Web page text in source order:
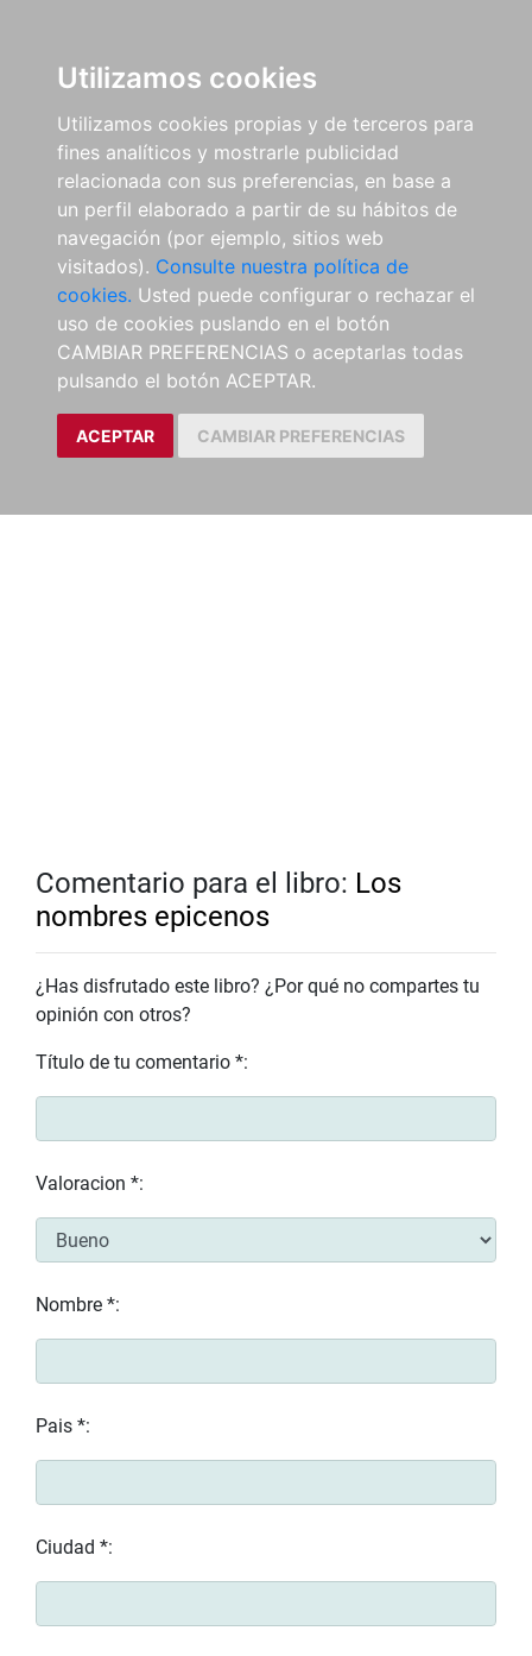
Utilizamos cookies
Utilizamos cookies propias y de terceros para
fines analíticos y mostrarle publicidad
relacionada con sus preferencias, en base a
un perfil elaborado a partir de su hábitos de
navegación (por ejemplo, sitios web
visitados). Consulte nuestra política de
cookies. Usted puede configurar o rechazar el
uso de cookies puslando en el botón
CAMBIAR PREFERENCIAS o aceptarlas todas
pulsando el botón ACEPTAR.
ACEPTAR CAMBIAR PREFERENCIAS
Comentario para el libro: Los
nombres epicenos
¿Has disfrutado este libro? ¿Por qué no compartes tu
opinión con otros?
Título de tu comentario *:
Valoracion *:
Nombre *:
Pais *:
Ciudad *: